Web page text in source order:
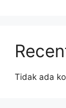
Tidak ada